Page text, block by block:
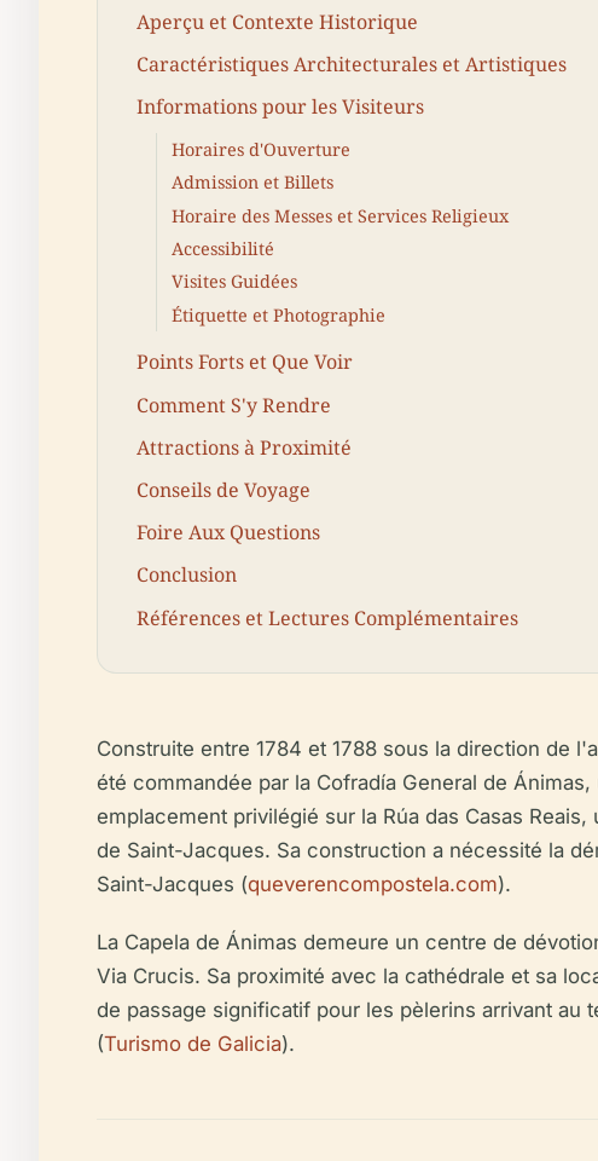
Aperçu et Contexte Historique
Caractéristiques Architecturales et Artistiques
Informations pour les Visiteurs
Horaires d'Ouverture
Admission et Billets
Horaire des Messes et Services Religieux
Accessibilité
Visites Guidées
Étiquette et Photographie
Points Forts et Que Voir
Comment S'y Rendre
Attractions à Proximité
Conseils de Voyage
Foire Aux Questions
Conclusion
Références et Lectures Complémentaires
Construite entre 1784 et 1788 sous la direction de
été commandée par la Cofradía General de
emplacement privilégié sur la Rúa das Casas
de Saint-Jacques. Sa construction a nécessité la
Saint-Jacques (queverencompostela.com).
La Capela de Ánimas demeure un centre de
Via Crucis. Sa proximité avec la cathédrale et sa
de passage significatif pour les pèlerins arrivant
(Turismo de Galicia).